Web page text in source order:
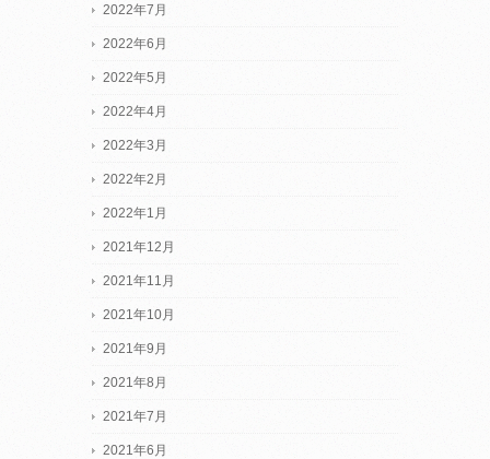
2022年7月
2022年6月
2022年5月
2022年4月
2022年3月
2022年2月
2022年1月
2021年12月
2021年11月
2021年10月
2021年9月
2021年8月
2021年7月
2021年6月